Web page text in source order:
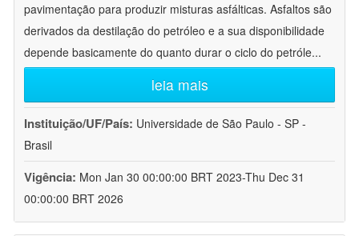
pavimentação para produzir misturas asfálticas. Asfaltos são
derivados da destilação do petróleo e a sua disponibilidade
depende basicamente do quanto durar o ciclo do petróle...
leia mais
Instituição/UF/País: Universidade de São Paulo - SP -
Brasil
Vigência: Mon Jan 30 00:00:00 BRT 2023-Thu Dec 31
00:00:00 BRT 2026